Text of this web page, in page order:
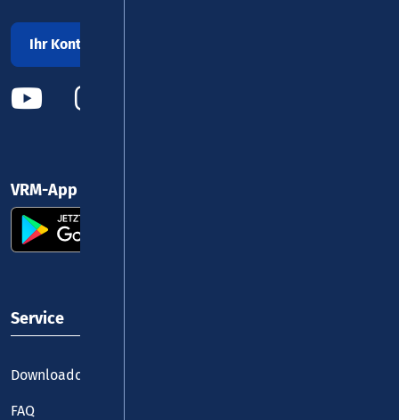
Ihr Kontakt zu uns
VRM-App nutzen und durchstarten
Service
Downloadcenter
FAQ